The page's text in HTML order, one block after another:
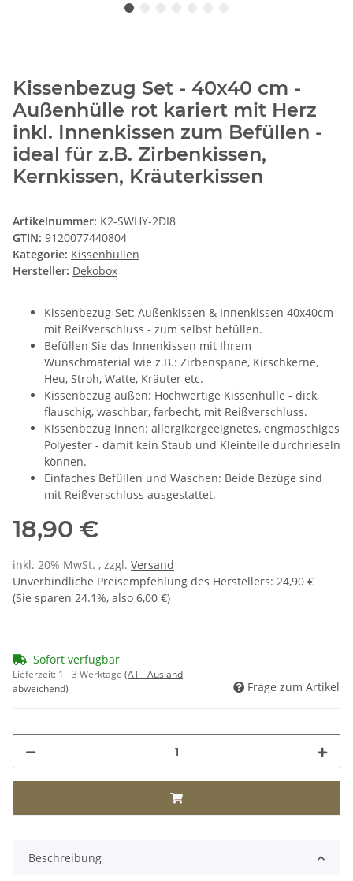
Kissenbezug Set - 40x40 cm -
Außenhülle rot kariert mit Herz
inkl. Innenkissen zum Befüllen -
ideal für z.B. Zirbenkissen,
Kernkissen, Kräuterkissen
Artikelnummer: K2-SWHY-2DI8
GTIN: 9120077440804
Kategorie: Kissenhüllen
Hersteller: Dekobox
Kissenbezug-Set: Außenkissen & Innenkissen 40x40cm
mit Reißverschluss - zum selbst befüllen.
Befüllen Sie das Innenkissen mit Ihrem
Wunschmaterial wie z.B.: Zirbenspäne, Kirschkerne,
Heu, Stroh, Watte, Kräuter etc.
Kissenbezug außen: Hochwertige Kissenhülle - dick,
flauschig, waschbar, farbecht, mit Reißverschluss.
Kissenbezug innen: allergikergeeignetes, engmaschiges
Polyester - damit kein Staub und Kleinteile durchrieseln
können.
Einfaches Befüllen und Waschen: Beide Bezüge sind
mit Reißverschluss ausgestattet.
18,90 €
inkl. 20% MwSt. , zzgl. Versand
Unverbindliche Preisempfehlung des Herstellers: 24,90 €
(Sie sparen 24.1%, also 6,00 €)
Sofort verfügbar
Lieferzeit: 1 - 3 Werktage (AT - Ausland
abweichend)
Frage zum Artikel
Beschreibung